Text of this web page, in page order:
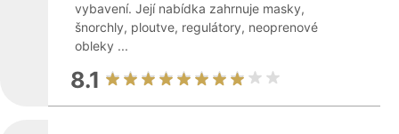
vybavení. Její nabídka zahrnuje masky,
šnorchly, ploutve, regulátory, neoprenové
obleky ...
8.1